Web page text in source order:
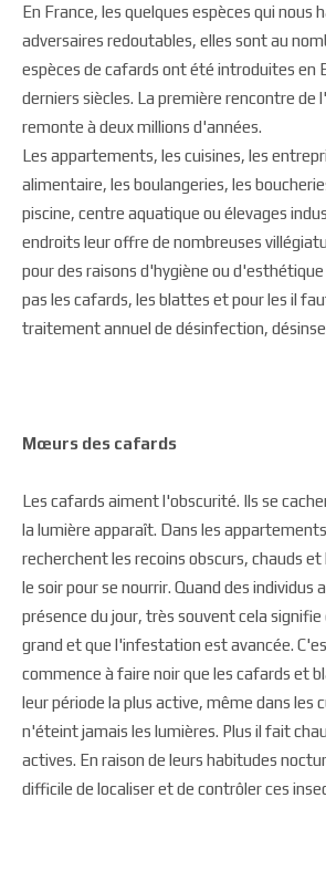
En France, les quelques espèces qui nous
adversaires redoutables, elles sont au
espèces de cafards ont été introduites en
derniers siècles. La première rencontre de
remonte à deux millions d'années.
Les appartements, les cuisines, les
alimentaire, les boulangeries, les
piscine, centre aquatique ou élevages
endroits leur offre de nombreuses
pour des raisons d'hygiène ou
pas les cafards, les blattes et pour les il
traitement annuel de désinfection,
Mœurs des cafards
Les cafards aiment l'obscurité. Ils se
la lumière apparaît. Dans les
recherchent les recoins obscurs, chauds
le soir pour se nourrir. Quand des individus
présence du jour, très souvent cela
grand et que l'infestation est avancée.
commence à faire noir que les cafards et
leur période la plus active, même dans les
n'éteint jamais les lumières. Plus il fait
actives. En raison de leurs habitudes
difficile de localiser et de contrôler ces